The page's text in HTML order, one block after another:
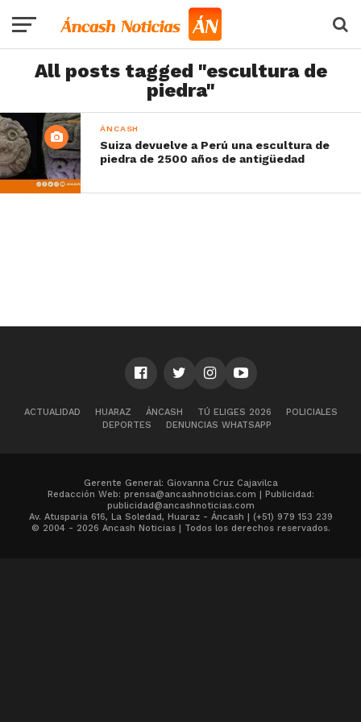
All posts tagged "escultura de
piedra"
ÁNCASH
Suiza devuelve a Perú una escultura de
piedra de 2500 años de antigüedad
ACTUALIDAD HUARAZ ÁNCASH TÚ ELIGES 2026
POLICIALES
DEPORTES
DENUNCIAS WHATSAPP
Gerente General: Giovanna Cruz Cajavilca
Redacción Web: prensa@ancashnoticias.com | Publicidad:
publicidad@ancashnoticias.com
Av. Atusparia 616, La Soledad, Huaraz - Áncash | (+51) 979 153 239
© 2004 - 2026 Ancash Noticias | Todos los derechos reservados.